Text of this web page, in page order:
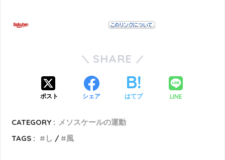
SHARE
ポスト シェア はてブ LINE
CATEGORY : メソスケールの運動
TAGS :
し 風